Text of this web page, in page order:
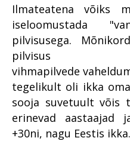
Ilmateatena võiks
iseloomustada
pilvisusega.
pilvisus
vihmapilvede
tegelikult oli ikka
sooja suvetuult võis
erinevad aastaajad
+30ni, nagu Eestis ikka.